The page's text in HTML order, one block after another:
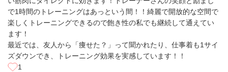
で1時間のトレーニングはあっという間！！綺麗で開放的な空間で
楽しくトレーニングできるので飽き性の私でも継続して通えてい
ます！
最近では、友人から「痩せた？」って聞かれたり、仕事着も1サイ
ズダウンでき、トレーニング効果を実感しています！！
1